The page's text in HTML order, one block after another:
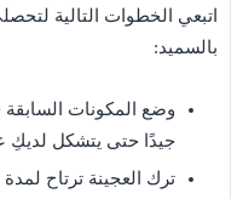
اتبعي الخطوات التالية
بالسميد:
وضع المكونات
جيدًا حتى يتشكل لديكِ
ترك العجينة ترتاح